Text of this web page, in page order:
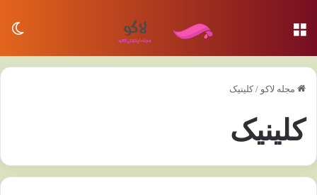
مجله لاکو / کلینیک
کلینیک